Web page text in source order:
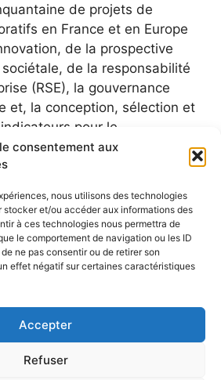
consentement aux
nous utilisons des technologies
stocker et/ou accéder aux informations des
à ces technologies nous permettra de
le comportement de navigation ou les ID
ne pas consentir ou de retirer son
effet négatif sur certaines caractéristiques
Accepter
Refuser
de projets de
en France et en Europe
de la prospective
de la responsabilité
(RSE), la gouvernance
et, la conception, sélection et
pour le